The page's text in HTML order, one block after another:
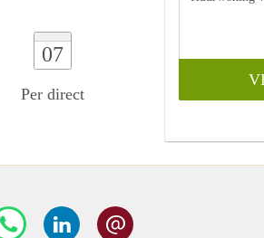
07
Per direct